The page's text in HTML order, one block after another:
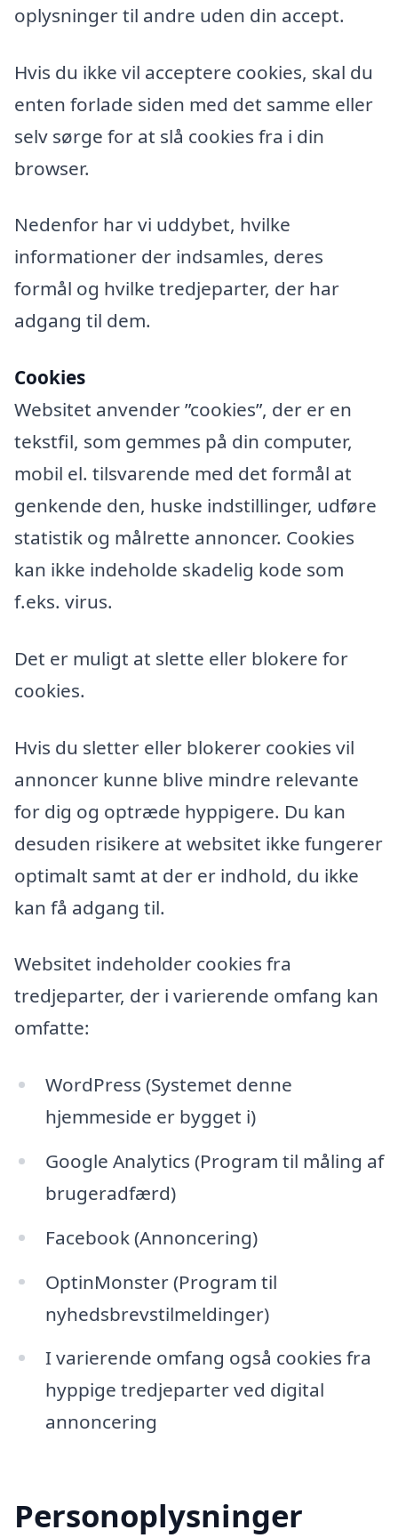
oplysninger til andre uden din accept.
Hvis du ikke vil acceptere cookies, skal du
enten forlade siden med det samme eller
selv sørge for at slå cookies fra i din
browser.
Nedenfor har vi uddybet, hvilke
informationer der indsamles, deres
formål og hvilke tredjeparter, der har
adgang til dem.
Cookies
Websitet anvender ”cookies”, der er en
tekstfil, som gemmes på din computer,
mobil el. tilsvarende med det formål at
genkende den, huske indstillinger, udføre
statistik og målrette annoncer. Cookies
kan ikke indeholde skadelig kode som
f.eks. virus.
Det er muligt at slette eller blokere for
cookies.
Hvis du sletter eller blokerer cookies vil
annoncer kunne blive mindre relevante
for dig og optræde hyppigere. Du kan
desuden risikere at websitet ikke fungerer
optimalt samt at der er indhold, du ikke
kan få adgang til.
Websitet indeholder cookies fra
tredjeparter, der i varierende omfang kan
omfatte:
WordPress (Systemet denne
hjemmeside er bygget i)
Google Analytics (Program til måling af
brugeradfærd)
Facebook (Annoncering)
OptinMonster (Program til
nyhedsbrevstilmeldinger)
I varierende omfang også cookies fra
hyppige tredjeparter ved digital
annoncering
Personoplysninger